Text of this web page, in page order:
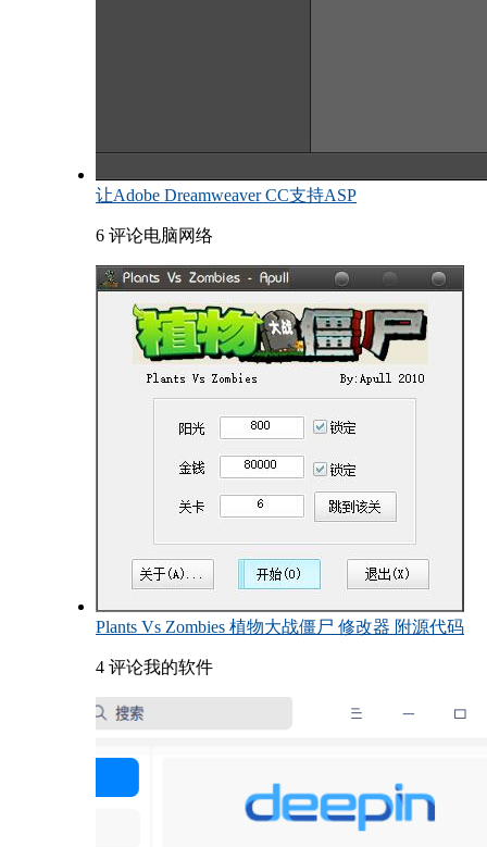
让Adobe Dreamweaver CC支持ASP
6 评论电脑网络
Plants Vs Zombies 植物大战僵尸 修改器 附源代码
4 评论我的软件